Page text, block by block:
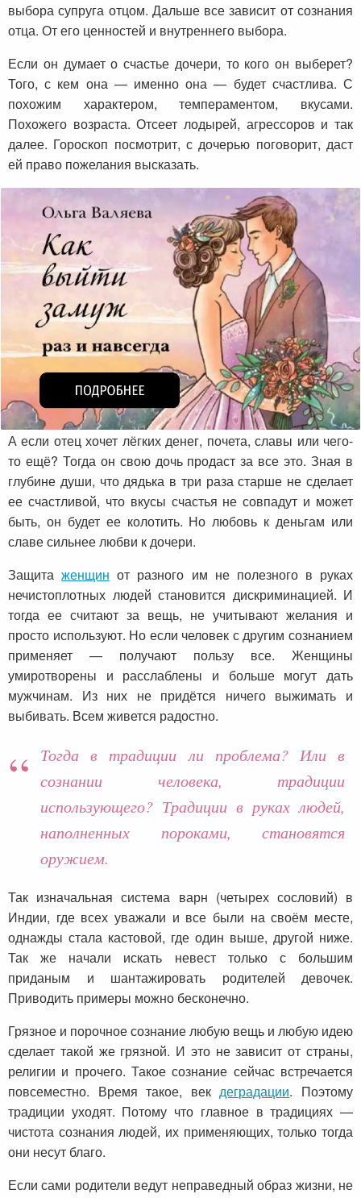
выбора супруга отцом. Дальше все зависит от сознания
отца. От его ценностей и внутреннего выбора.
Если он думает о счастье дочери, то кого он выберет?
Того, с кем она — именно она — будет счастлива. С
похожим характером, темпераментом, вкусами.
Похожего возраста. Отсеет лодырей, агрессоров и так
далее. Гороскоп посмотрит, с дочерью поговорит, даст
ей право пожелания высказать.
А если отец хочет лёгких денег, почета, славы или чего-
то ещё? Тогда он свою дочь продаст за все это. Зная в
глубине души, что дядька в три раза старше не сделает
ее счастливой, что вкусы счастья не совпадут и может
быть, он будет ее колотить. Но любовь к деньгам или
славе сильнее любви к дочери.
Защитаженщин от разного им не полезного в руках
нечистоплотных людей становится дискриминацией. И
тогда ее считают за вещь, не учитывают желания и
просто используют. Но если человек с другим сознанием
применяет — получают пользу все. Женщины
умиротворены и расслаблены и больше могут дать
мужчинам. Из них не придётся ничего выжимать и
выбивать. Всем живется радостно.
Тогда в традиции ли проблема? Или в
сознании человека, традиции
использующего? Традиции в руках людей,
наполненных пороками, становятся
оружием.
Так изначальная система варн (четырех сословий) в
Индии, где всех уважали и все были на своём месте,
однажды стала кастовой, где один выше, другой ниже.
Так же начали искать невест только с большим
приданым и шантажировать родителей девочек.
Приводить примеры можно бесконечно.
Грязное и порочное сознание любую вещь и любую идею
сделает такой же грязной. И это не зависит от страны,
религии и прочего. Такое сознание сейчас встречается
повсеместно. Время такое, векдеградации. Поэтому
традиции уходят. Потому что главное в традициях —
чистота сознания людей, их применяющих, только тогда
они несут благо.
Если сами родители ведут неправедный образ жизни, не